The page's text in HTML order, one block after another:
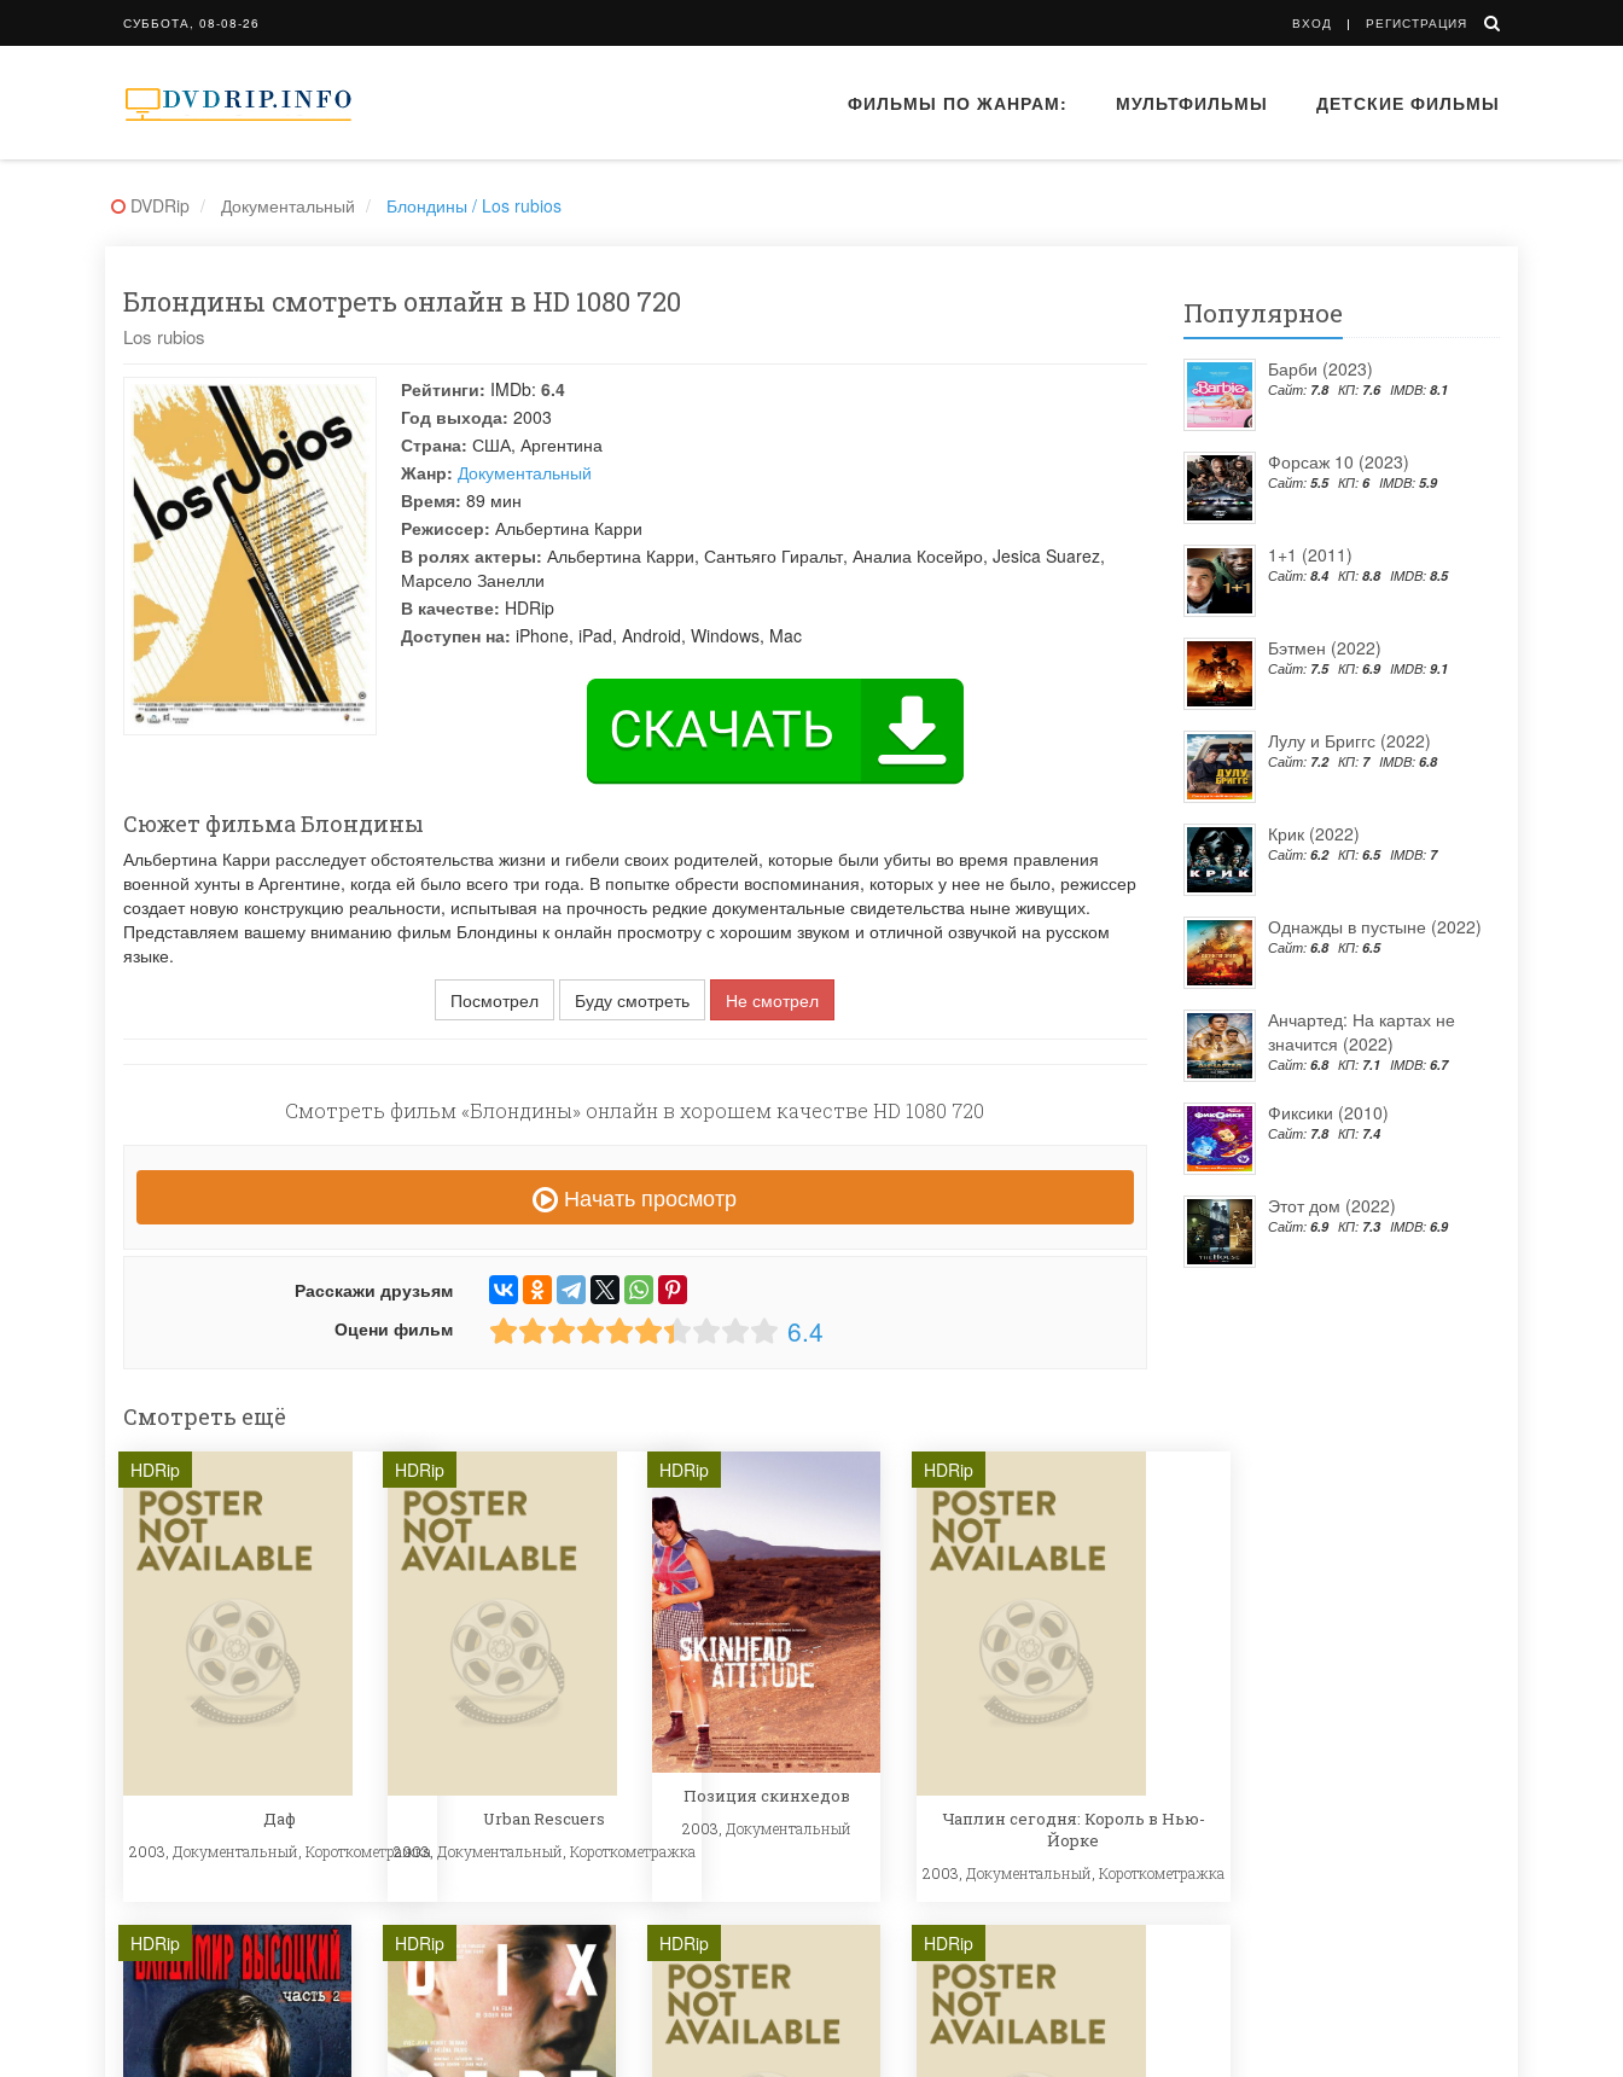
СУББОТА, 08-08-26 ВХОД РЕГИСТРАЦИЯ
ФИЛЬМЫ ПО ЖАНРАМ: МУЛЬТФИЛЬМЫ ДЕТСКИЕ ФИЛЬМЫ
DVDRip Документальный Блондины / Los rubios
Блондины смотреть онлайн в HD 1080 720
Los rubios
Рейтинги: IMDb: 6.4
Год выхода: 2003
Страна: США, Аргентина
Жанр: Документальный
Время: 89 мин
Режиссер: Альбертина Карри
В ролях актеры: Альбертина Карри, Сантьяго Гиральт, Аналиа Косейро, Jesica Suarez,
Марсело Занелли
В качестве: HDRip
Доступен на: iPhone, iPad, Android, Windows, Mac
Сюжет фильма Блондины
Альбертина Карри расследует обстоятельства жизни и гибели своих родителей, которые были убиты во время правления
военной хунты в Аргентине, когда ей было всего три года. В попытке обрести воспоминания, которых у нее не было, режиссер
создает новую конструкцию реальности, испытывая на прочность редкие документальные свидетельства ныне живущих.
Представляем вашему вниманию фильм Блондины к онлайн просмотру с хорошим звуком и отличной озвучкой на русском
языке.
Посмотрел
Буду смотреть Не смотрел
Смотреть фильм «Блондины» онлайн в хорошем качестве HD 1080 720
Начать просмотр
Расскажи друзьям
Оцени фильм
6.4
Смотреть ещё
HDRip
Даф
2003, Документальный Короткометражка
HDRip
Urban Rescuers
2003, Документальный Короткометражка
HDRip
Позиция скинхедов
2003, Документальный
HDRip
Чаплин сегодня: Король в Нью-
Йорке
2003, Документальный Короткометражка
HDRip HDRip HDRip HDRip
Популярное
Барби (2023)
Сайт: 7.8 КП: 7.6 IMDB: 8.1
Форсаж 10 (2023)
Сайт: 5.5 КП: 6 IMDB: 5.9
1+1 (2011)
Сайт: 8.4 КП: 8.8 IMDB: 8.5
Бэтмен (2022)
Сайт: 7.5 КП: 6.9 IMDB: 9.1
Лулу и Бриггс (2022)
Сайт: 7.2 КП: 7 IMDB: 6.8
Крик (2022)
Сайт: 6.2 КП: 6.5 IMDB: 7
Однажды в пустыне (2022)
Сайт: 6.8 КП: 6.5
Анчартед: На картах не
значится (2022)
Сайт: 6.8 КП: 7.1 IMDB: 6.7
Фиксики (2010)
Сайт: 7.8 КП: 7.4
Этот дом (2022)
Сайт: 6.9 КП: 7.3 IMDB: 6.9